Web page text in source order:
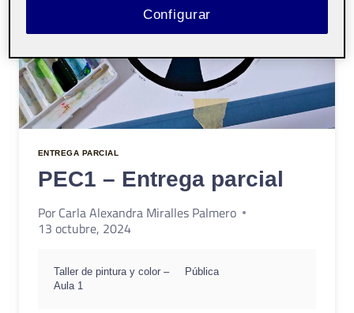
ENTREGA PARCIAL
PEC1 – Entrega parcial
PorCarla Alexandra Miralles Palmero
13 octubre, 2024
Taller de pintura y color –
Aula 1
Pública
Configurar